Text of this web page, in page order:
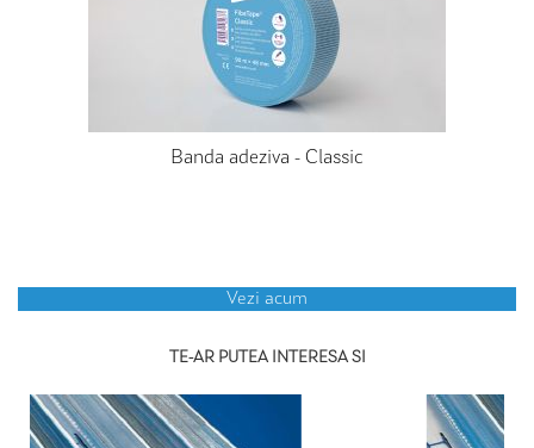
Banda adeziva - Classic
Vezi acum
TE-AR PUTEA INTERESA SI